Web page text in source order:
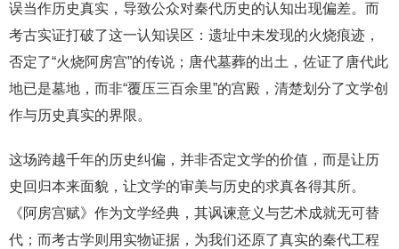
误当作历史真实，导致公众对秦代历史的认知出现偏差。而
考古实证打破了这一认知误区：遗址中未发现的火烧痕迹，
否定了“火烧阿房宫”的传说；唐代墓葬的出土，佐证了唐代此
地已是墓地，而非“覆压三百余里”的宫殿，清楚划分了文学创
作与历史真实的界限。
这场跨越千年的历史纠偏，并非否定文学的价值，而是让历
史回归本来面貌，让文学的审美与历史的求真各得其所。
《阿房宫赋》作为文学经典，其讽谏意义与艺术成就无可替
代；而考古学则用实物证据，为我们还原了真实的秦代工程